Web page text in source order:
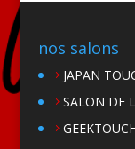
nos salons
JAPAN
SALON DE